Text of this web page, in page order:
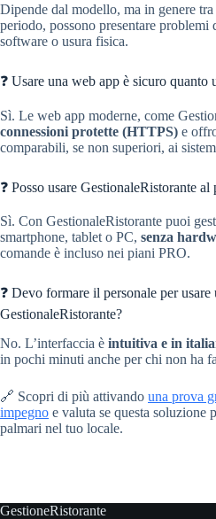
Dipende dal modello, ma in genere tra
periodo, possono presentare problemi
software o usura fisica.
❓ Usare una web app è sicuro quanto
Sì. Le web app moderne, come
connessioni protette (HTTPS) e
comparabili, se non superiori, ai
❓ Posso usare GestionaleRistorante
Sì. Con GestionaleRistorante puoi
smartphone, tablet o PC, senza
comande è incluso nei piani PRO.
❓ Devo formare il personale per usare
GestionaleRistorante?
No. L’interfaccia è intuitiva e in
in pochi minuti anche per chi non ha
🔗 Scopri di più attivando una prova
impegno e valuta se questa soluzione
palmari nel tuo locale.
GestioneRistorante